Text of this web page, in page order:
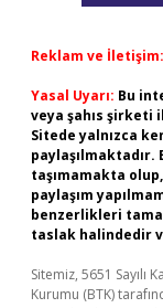
Reklam ve İletişim:
Yasal Uyarı: Bu
veya şahıs şirketi
Sitede yalnızca
taşımamakta
paylaşım
benzerlikleri
taslak halindedir
Sitemiz, 5651 Sayılı
Kurumu (BTK)